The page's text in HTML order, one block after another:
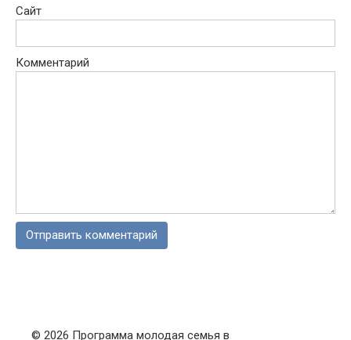
Сайт
Комментарий
© 2026 Программа молодая семья в